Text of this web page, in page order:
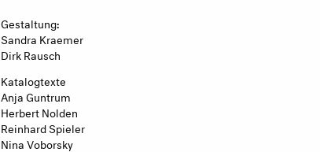
Gestaltung:
Sandra Kraemer
Dirk Rausch
Katalogtexte
Anja Guntrum
Herbert Nolden
Reinhard Spieler
Nina Voborsky